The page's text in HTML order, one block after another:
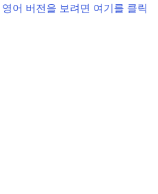
어 버전을 보려면 여기를 클릭